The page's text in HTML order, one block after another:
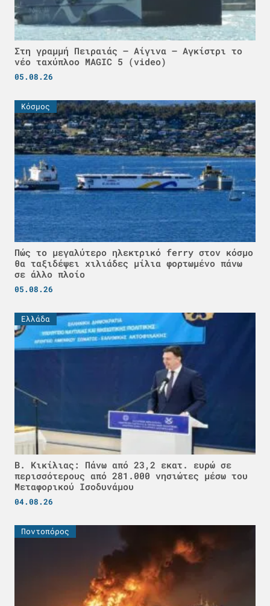
Στη γραμμή Πειραιάς – Αίγινα – Αγκίστρι το
νέο ταχύπλοο MAGIC 5 (video)
05.08.26
Κόσμος
Πώς το μεγαλύτερο ηλεκτρικό ferry στον κόσμο
θα ταξιδέψει χιλιάδες μίλια φορτωμένο πάνω
σε άλλο πλοίο
05.08.26
Ελλάδα
Β. Κικίλιας: Πάνω από 23,2 εκατ. ευρώ σε
περισσότερους από 281.000 νησιώτες μέσω του
Μεταφορικού Ισοδυνάμου
04.08.26
Ποντοπόρος